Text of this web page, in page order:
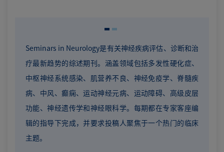
Seminars in Neurology是有关神经疾病评估、诊断和治
疗最新趋势的综述期刊。涵盖领域包括多发性硬化症、
中枢神经系统感染、肌营养不良、神经免疫学、脊髓疾
病、中风、癫痫、运动神经元病、运动障碍、高级皮层
功能、神经遗传学和神经眼科学。每期都在专家客座编
辑的指导下完成，并要求投稿人聚焦于一个热门的临床
主题。